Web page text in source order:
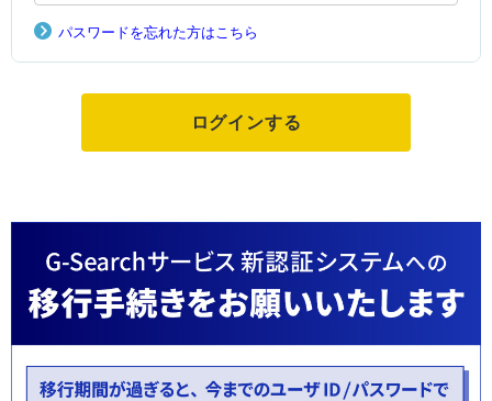
パスワードを忘れた方はこちら